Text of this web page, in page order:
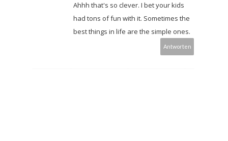
Ahhh that's so clever. I bet your kids
had tons of fun with it. Sometimes the
best things in life are the simple ones.
Antworten